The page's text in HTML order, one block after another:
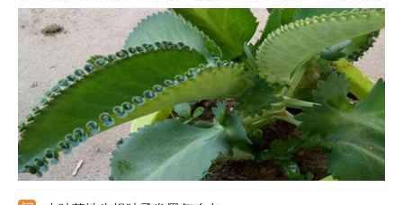
南、西朝向的阳台上。土壤可用腐叶土混合沙土，ph值要小。生长
适合在20℃的环境中，冬季做好保暖。它对水分的要求不多，生长
期定期给水，不能出现积水。